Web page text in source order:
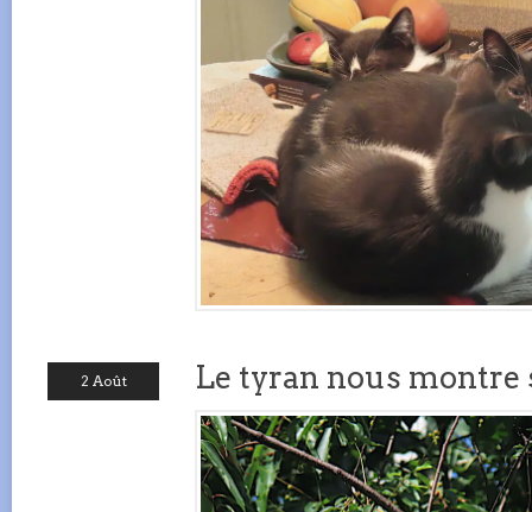
2 Août Le tyran nous montre